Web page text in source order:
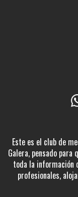
Este es el club de
Galera, pensado
toda la información
profesionales,